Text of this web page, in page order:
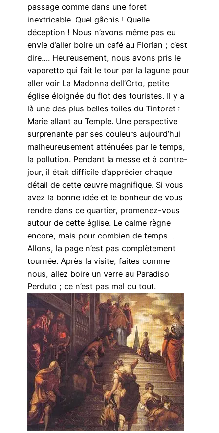
passage comme dans une foret
inextricable. Quel gâchis ! Quelle
déception ! Nous n’avons même pas eu
envie d’aller boire un café au Florian ; c’est
dire…. Heureusement, nous avons pris le
vaporetto qui fait le tour par la lagune pour
aller voir La Madonna dell’Orto, petite
église éloignée du flot des touristes. Il y a
là une des plus belles toiles du Tintoret :
Marie allant au Temple. Une perspective
surprenante par ses couleurs aujourd’hui
malheureusement atténuées par le temps,
la pollution. Pendant la messe et à contre-
jour, il était difficile d’apprécier chaque
détail de cette œuvre magnifique. Si vous
avez la bonne idée et le bonheur de vous
rendre dans ce quartier, promenez-vous
autour de cette église. Le calme règne
encore, mais pour combien de temps…
Allons, la page n’est pas complètement
tournée. Après la visite, faites comme
nous, allez boire un verre au Paradiso
Perduto ; ce n’est pas mal du tout.